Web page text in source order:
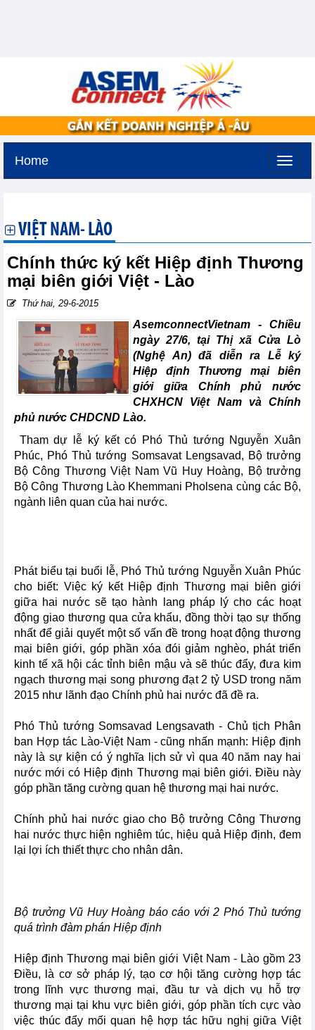
Home
VIỆT NAM- LÀO
Chính thức ký kết Hiệp định Thương
mại biên giới Việt - Lào
Thứ hai, 29-6-2015
AsemconnectVietnam - Chiều
ngày 27/6, tại Thị xã Cửa Lò
(Nghệ An) đã diễn ra Lễ ký
Hiệp định Thương mại biên
giới giữa Chính phủ nước
CHXHCN Việt Nam và Chính
phủ nước CHDCND Lào.
Tham dự lễ ký kết có Phó Thủ tướng Nguyễn Xuân
Phúc, Phó Thủ tướng Somsavat Lengsavad, Bộ trưởng
Bộ Công Thương Việt Nam Vũ Huy Hoàng, Bộ trưởng
Bộ Công Thương Lào Khemmani Pholsena cùng các Bộ,
ngành liên quan của hai nước.
Phát biểu tại buổi lễ, Phó Thủ tướng Nguyễn Xuân Phúc
cho biết: Việc ký kết Hiệp định Thương mại biên giới
giữa hai nước sẽ tạo hành lang pháp lý cho các hoạt
động giao thương qua cửa khẩu, đồng thời tạo sự thống
nhất để giải quyết một số vấn đề trong hoạt động thương
mại biên giới, góp phần xóa đói giảm nghèo, phát triển
kinh tế xã hội các tỉnh biên mậu và sẽ thúc đẩy, đưa kim
ngạch thương mại song phương đạt 2 tỷ USD trong năm
2015 như lãnh đạo Chính phủ hai nước đã đề ra.
Phó Thủ tướng Somsavad Lengsavath - Chủ tịch Phân
ban Hợp tác Lào-Việt Nam - cũng nhấn mạnh: Hiệp định
này là sự kiện có ý nghĩa lịch sử vì qua 40 năm nay hai
nước mới có Hiệp định Thương mại biên giới. Điều này
góp phần tăng cường quan hệ thương mại hai nước.
Chính phủ hai nước giao cho Bộ trưởng Công Thương
hai nước thực hiện nghiêm túc, hiệu quả Hiệp định, đem
lại lợi ích thiết thực cho nhân dân.
Bộ trưởng Vũ Huy Hoàng báo cáo với 2 Phó Thủ tướng
quá trình đàm phán Hiệp định
Hiệp định Thương mại biên giới Việt Nam - Lào gồm 23
Điều, là cơ sở pháp lý, tạo cơ hội tăng cường hợp tác
trong lĩnh vực thương mại, đầu tư và dịch vụ hỗ trợ
thương mại tại khu vực biên giới, góp phần tích cực vào
việc thúc đẩy mối quan hệ hợp tác hữu nghị giữa Việt